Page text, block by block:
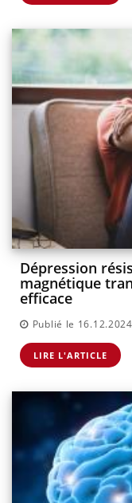
Dépression
magnétique
efficace
Publié le 16.12.2024
LIRE L'ARTICLE